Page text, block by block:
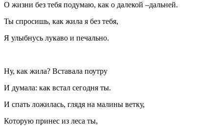
О жизни без тебя подумаю, как о далекой –дальней.
Ты спросишь, как жила я без тебя,
Я улыбнусь лукаво и печально.
Ну, как жила? Вставала поутру
И думала: как встал сегодня ты.
И спать ложилась, глядя на малины ветку,
Которую принес из леса ты,